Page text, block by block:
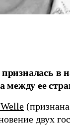
в
ее
двух